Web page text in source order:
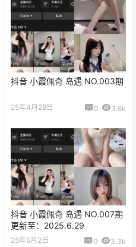
抖音 小霞佩奇 岛遇 NO.003期
25年4月28日 0 3.6k
抖音 小霞佩奇 岛遇 NO.007期
更新至：2025.6.29
25年5月2日 0 3.3k